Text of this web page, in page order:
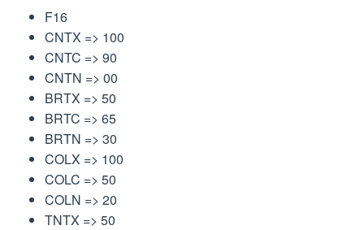
F16
CNTX => 100
CNTC => 90
CNTN => 00
BRTX => 50
BRTC => 65
BRTN => 30
COLX => 100
COLC => 50
COLN => 20
TNTX => 50